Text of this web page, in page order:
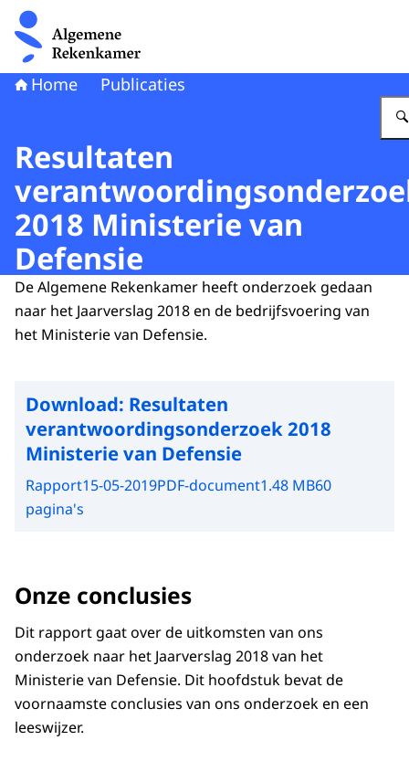
Naar de homepage van Algemene Rekenkamer
Home Publicaties
Resultaten
2018 Ministerie van
Defensie
De Algemene Rekenkamer heeft onderzoek gedaan
naar het Jaarverslag 2018 en de bedrijfsvoering van
het Ministerie van Defensie.
Download: Resultaten
verantwoordingsonderzoek 2018
Ministerie van Defensie
Rapport15-05-2019PDF-document1.48 MB60
pagina's
Onze conclusies
Dit rapport gaat over de uitkomsten van ons
onderzoek naar het Jaarverslag 2018 van het
Ministerie van Defensie. Dit hoofdstuk bevat de
voornaamste conclusies van ons onderzoek en een
leeswijzer.